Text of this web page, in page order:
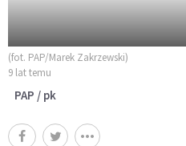
(fot. PAP/Marek Zakrzewski)
9 lat temu
PAP / pk